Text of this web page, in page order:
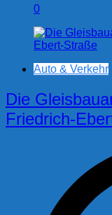
0
Auto & Verkehr
Die
Friedrich-